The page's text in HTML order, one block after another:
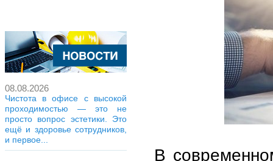
08.08.2026
Чистота в офисе с высокой
проходимостью — это не
просто вопрос эстетики. Это
ещё и здоровье сотрудников,
и первое...
В